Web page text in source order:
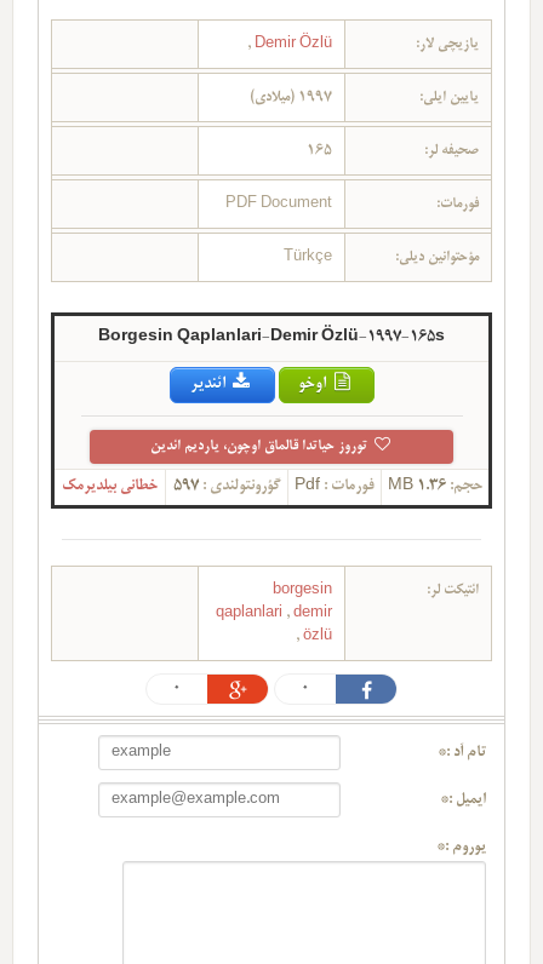
یازیچی لار: Demir Özlü
,
یایین ایلی: 1997 (میلادی)
صحیفه لر: 165
فورمات: PDF Document
مؤحتوانین دیلی: Türkçe
Borgesin Qaplanlari-Demir Özlü-1997-165s
اوخو ائندیر
توروز حیاتدا قالماق اوچون، یاردیم ائدین
حجم: 1.36 MB فورمات : Pdf گؤرونتولندی :597 خطانی بیلدیرمک
ائتیکت لر:
borgesin
qaplanlari , demir
özlü
,
0
0
تام آد :*
ایمیل :*
یوروم :*